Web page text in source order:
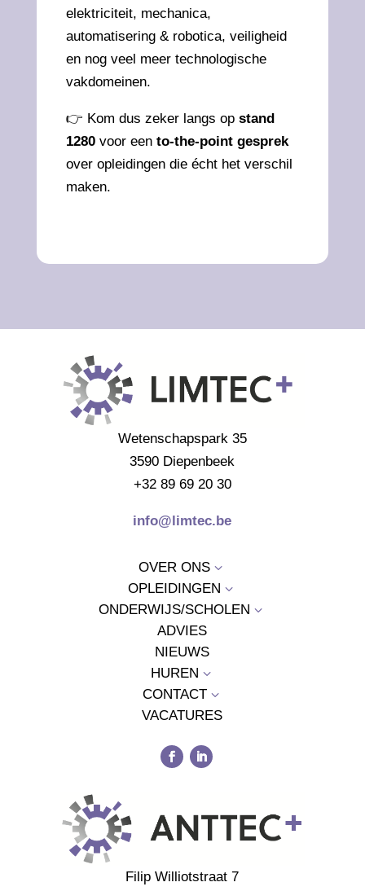
elektriciteit, mechanica,
automatisering & robotica, veiligheid
en nog veel meer technologische
vakdomeinen.
👉 Kom dus zeker langs op stand
1280voor een to-the-point gesprek
over opleidingen die écht het verschil
maken.
Wetenschapspark 35
3590 Diepenbeek
+32 89 69 20 30
info@limtec.be
OVER ONS 3
OPLEIDINGEN 3
ONDERWIJS/SCHOLEN 3
ADVIES
NIEUWS
HUREN 3
CONTACT3
VACATURES
Filip Williotstraat 7